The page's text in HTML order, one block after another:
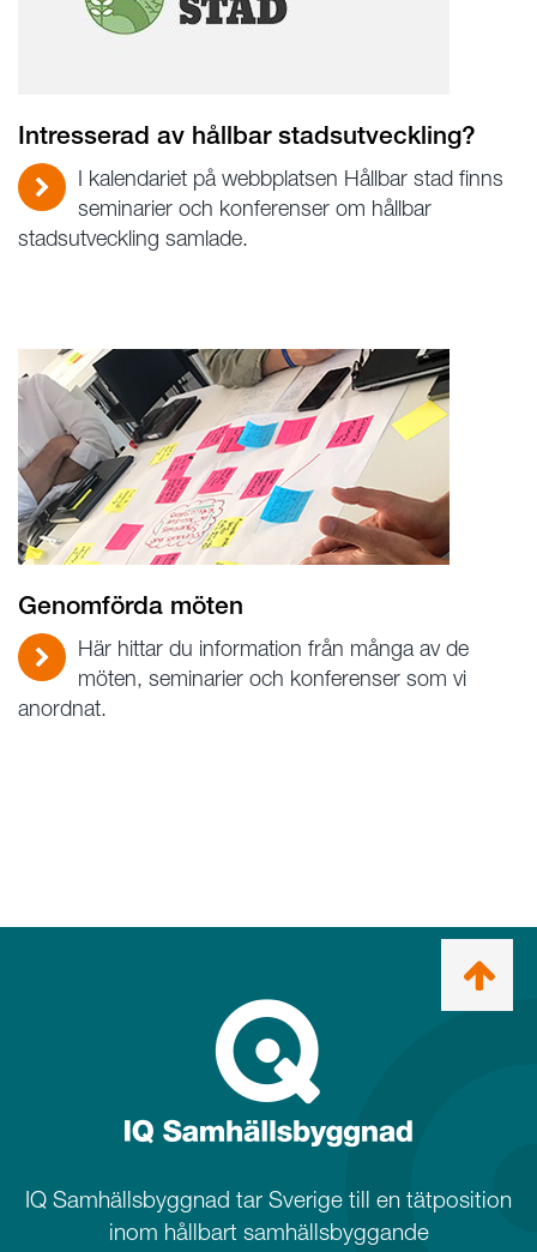
Intresserad av hållbar stadsutveckling?
I kalendariet på webbplatsen Hållbar stad finns
seminarier och konferenser om hållbar
stadsutveckling samlade.
Genomförda möten
Här hittar du information från många av de
möten, seminarier och konferenser som vi
anordnat.
mig
IQ Samhällsbyggnad tar Sverige till en tätposition
inom hållbart samhällsbyggande